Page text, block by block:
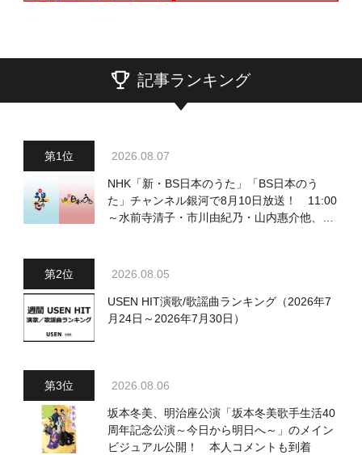
記事ランキング
2026.08.07
NHK「新・BS日本のうた」「BS日本のう
た」チャンネル銀河で8月10日放送！ 11:00
～水前寺清子・市川由紀乃・山内惠介他、
2026.08.05
USEN HIT演歌/歌謡曲ランキング（2026年7
月24日～2026年7月30日）
2026.08.06
坂本冬美、明治座公演「坂本冬美歌手生活40
周年記念公演～今日から明日へ～」のメイン
ビジュアル公開！ 本人コメントも到着